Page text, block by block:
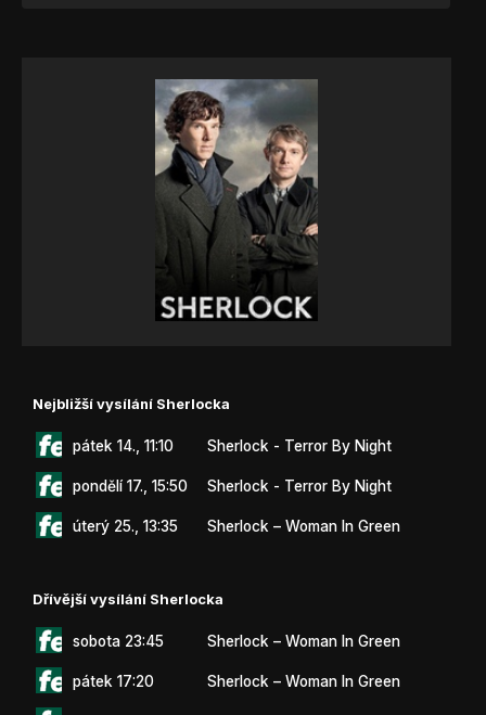
Nejbližší vysílání Sherlocka
pátek 14., 11:10 Sherlock - Terror By Night
pondělí 17., 15:50 Sherlock - Terror By Night
úterý 25., 13:35 Sherlock – Woman In Green
Dřívější vysílání Sherlocka
sobota 23:45 Sherlock – Woman In Green
pátek 17:20 Sherlock – Woman In Green